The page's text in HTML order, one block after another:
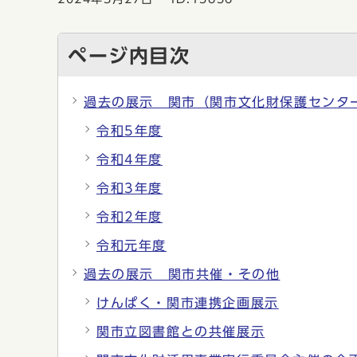
ページ内目次
過去の展示 関市（関市文化財保護センタ
令和5年度
令和4年度
令和3年度
令和2年度
令和元年度
過去の展示 関市共催・その他
けんぱく・関市連携企画展示
関市立図書館との共催展示